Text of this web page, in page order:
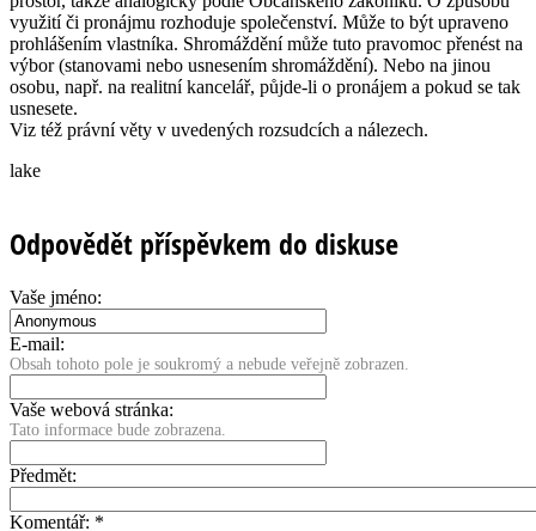
využití či pronájmu rozhoduje společenství. Může to být upraveno
prohlášením vlastníka. Shromáždění může tuto pravomoc přenést na
výbor (stanovami nebo usnesením shromáždění). Nebo na jinou
osobu, např. na realitní kancelář, půjde-li o pronájem a pokud se tak
usnesete.
Viz též právní věty v uvedených rozsudcích a nálezech.
lake
Odpovědět příspěvkem do diskuse
Vaše jméno:
E-mail:
Obsah tohoto pole je soukromý a nebude veřejně zobrazen.
Vaše webová stránka:
Tato informace bude zobrazena.
Předmět:
Komentář: *